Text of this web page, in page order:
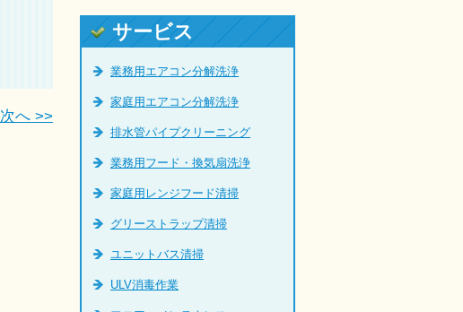
次へ >>
サービス
業務用エアコン分解洗浄
家庭用エアコン分解洗浄
排水管パイプクリーニング
業務用フード・換気扇洗浄
家庭用レンジフード清掃
グリーストラップ清掃
ユニットバス清掃
ULV消毒作業